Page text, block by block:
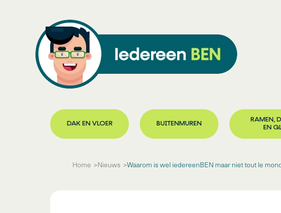
DAK EN VLOER BUITENMUREN
RAMEN,
EN
Home Nieuws Waarom is wel iedereenBEN maar niet tout le